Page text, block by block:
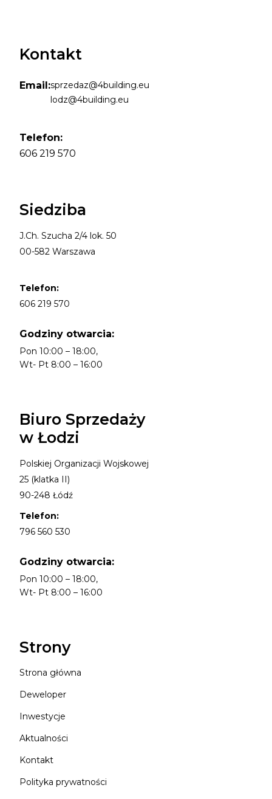
Kontakt
Email:sprzedaz@4building.eu
lodz@4building.eu
Telefon:
606 219 570
Siedziba
J.Ch. Szucha 2/4 lok. 50
00-582 Warszawa
Telefon:
606 219 570
Godziny otwarcia:
Pon 10:00 – 18:00,
Wt- Pt 8:00 – 16:00
Biuro Sprzedaży
w Łodzi
Polskiej Organizacji Wojskowej
25 (klatka II)
90-248 Łódź
Telefon:
796 560 530
Godziny otwarcia:
Pon 10:00 – 18:00,
Wt- Pt 8:00 – 16:00
Strony
Strona główna
Deweloper
Inwestycje
Aktualności
Kontakt
Polityka prywatności